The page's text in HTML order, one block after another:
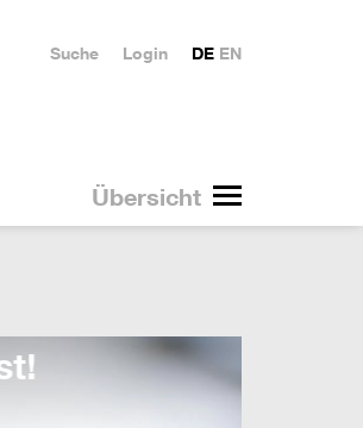
Übersicht
DE EN
Login
Suche